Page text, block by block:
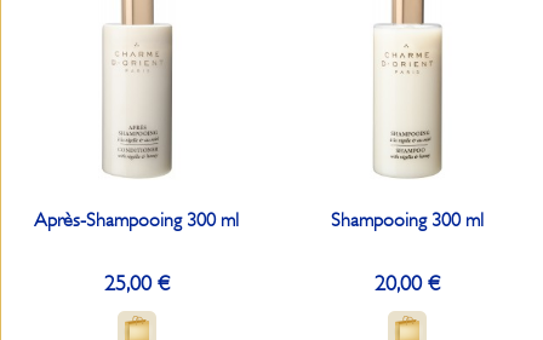
Après-Shampooing 300 ml
25,00 €
Shampooing 300 ml
20,00 €